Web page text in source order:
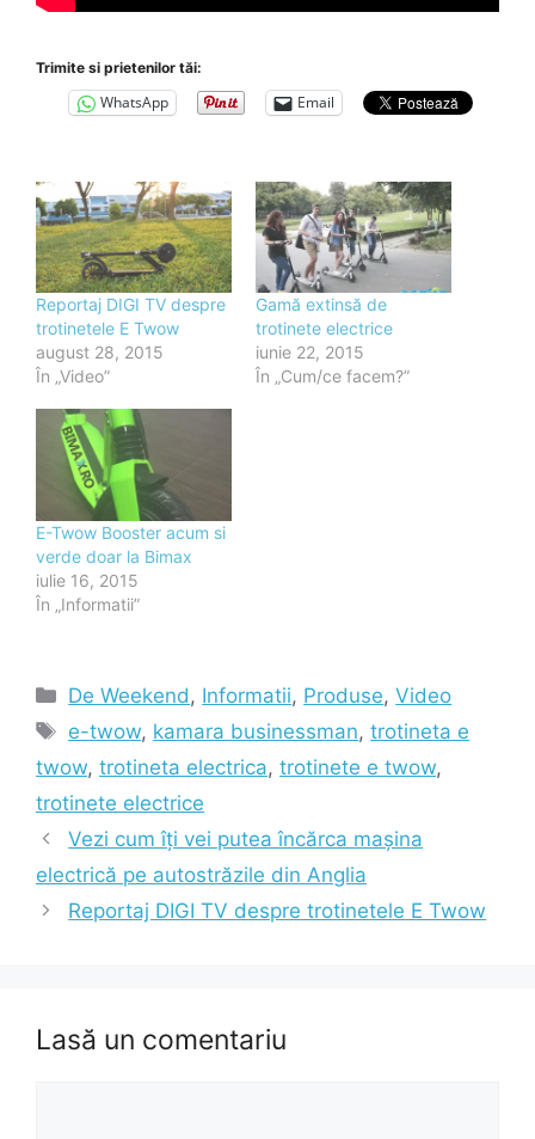
Trimite si prietenilor tăi:
WhatsApp Email
Reportaj DIGI TV despre
trotinetele E Twow
august 28, 2015
În „Video”
Gamă extinsă de
trotinete electrice
iunie 22, 2015
În „Cum/ce facem?”
E-Twow Booster acum si
verde doar la Bimax
iulie 16, 2015
În „Informatii”
Categorii
De Weekend, Informatii, Produse,Video
Etichete
e-twow, kamara businessman,trotineta e
twow, trotineta electrica, trotinete e twow,
trotinete electrice
Vezi cum îți vei putea încărca mașina
electrică pe autostrăzile din Anglia
Reportaj DIGI TV despre trotinetele E Twow
Lasă un comentariu